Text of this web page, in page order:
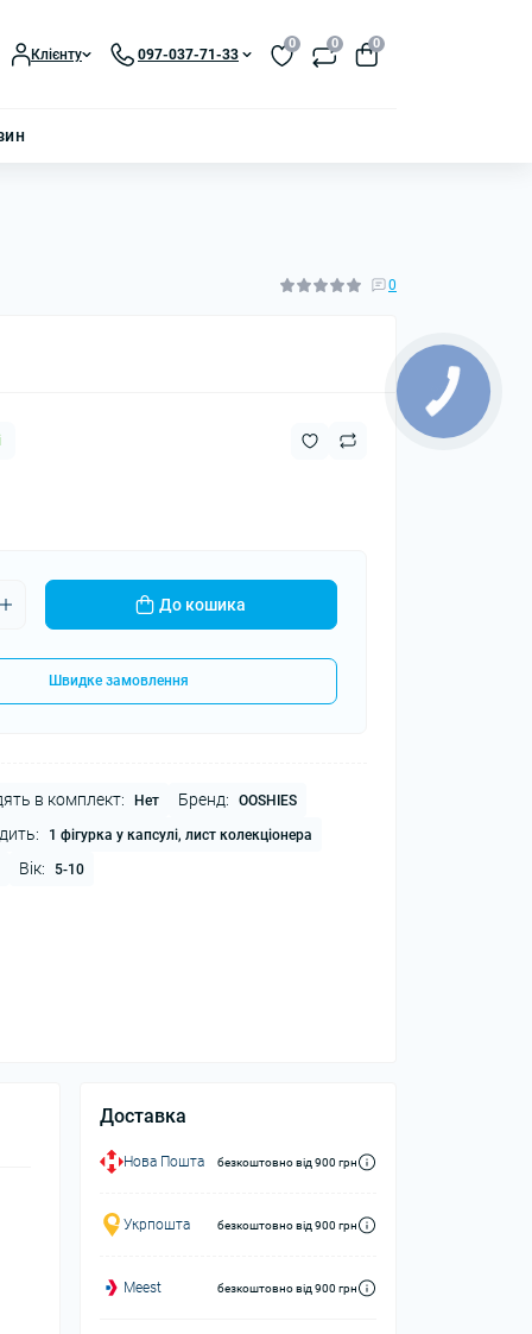
Клієнту 097-037-71-33
0 0 0
0
До кошика
Швидке замовлення
в комплект: Нет Бренд: OOSHIES
1 фігурка у капсулі, лист колекціонера
Вік: 5-10
Доставка
Нова Пошта безкоштовно від 900 грн
Укрпошта безкоштовно від 900 грн
Meest безкоштовно від 900 грн